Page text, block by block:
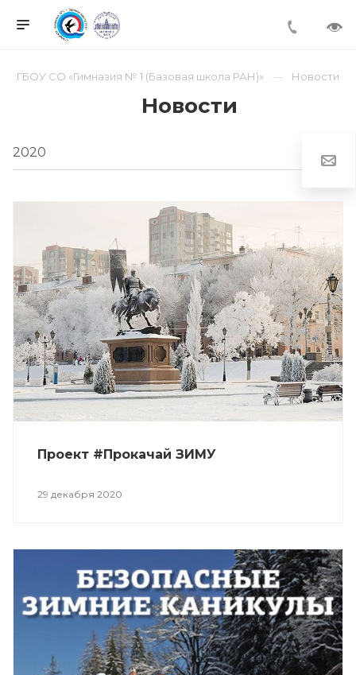
ГБОУ СО «Гимназия № 1 (Базовая школа РАН)» Новости
Новости
Проект #Прокачай ЗИМУ
29 декабря 2020